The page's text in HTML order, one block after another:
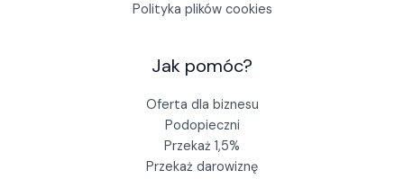
Polityka plików cookies
Jak pomóc?
Oferta dla biznesu
Podopieczni
Przekaż 1,5%
Przekaż darowiznę